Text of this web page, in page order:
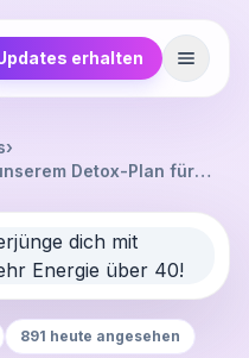
erhalten
›
Detox-Plan für
891 heute angesehen